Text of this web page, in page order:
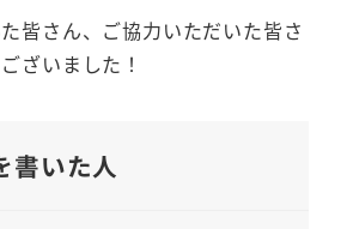
皆さん、ご協力いただいた皆さ
ざいました！
書いた人